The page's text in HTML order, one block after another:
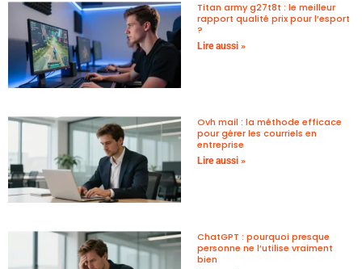
Titan army g27t8t : le meilleur
rapport qualité prix pour l’esport
?
Lire aussi »
Ovh mail : la méthode efficace
pour gérer les courriels en
entreprise
Lire aussi »
ChatGPT : pourquoi presque
personne ne l’utilise vraiment
bien